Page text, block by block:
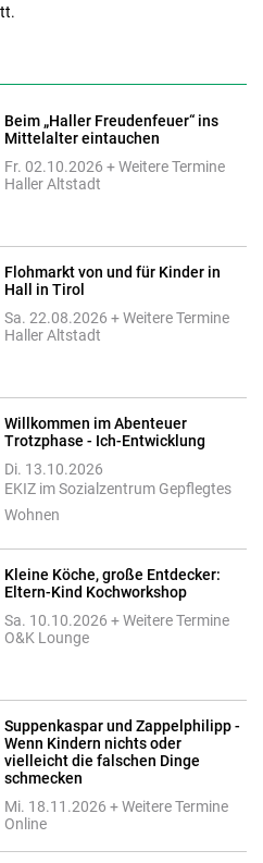
Beim „Haller Freudenfeuer“ ins
Mittelalter eintauchen
Fr. 02.10.2026 + Weitere Termine
Haller Altstadt
Flohmarkt von und für Kinder in
Hall in Tirol
Sa. 22.08.2026 + Weitere Termine
Haller Altstadt
Willkommen im Abenteuer
Trotzphase - Ich-Entwicklung
Di. 13.10.2026
EKIZ im Sozialzentrum Gepflegtes
Wohnen
Kleine Köche, große Entdecker:
Eltern-Kind Kochworkshop
Sa. 10.10.2026 + Weitere Termine
O&K Lounge
Suppenkaspar und Zappelphilipp -
Wenn Kindern nichts oder
vielleicht die falschen Dinge
schmecken
Mi. 18.11.2026 + Weitere Termine
Online